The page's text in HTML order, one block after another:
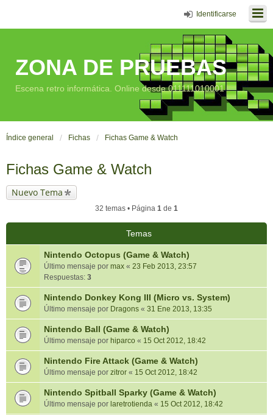
Identificarse
ZONA DE PRUEBAS
Escena retro informática. Online desde 011111010001
Índice general Fichas Fichas Game & Watch
Fichas Game & Watch
Nuevo Tema
32 temas • Página 1 de 1
Temas
Nintendo Octopus (Game & Watch)
Último mensaje por max « 23 Feb 2013, 23:57
Respuestas: 3
Nintendo Donkey Kong III (Micro vs. System)
Último mensaje por Dragons « 31 Ene 2013, 13:35
Nintendo Ball (Game & Watch)
Último mensaje por hiparco « 15 Oct 2012, 18:42
Nintendo Fire Attack (Game & Watch)
Último mensaje por zitror « 15 Oct 2012, 18:42
Nintendo Spitball Sparky (Game & Watch)
Último mensaje por laretrotienda « 15 Oct 2012, 18:42